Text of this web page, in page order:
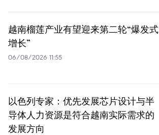
越南榴莲产业有望迎来第二轮“爆发式
增长”
06/08/2026 11:55
以色列专家：优先发展芯片设计与半
导体人力资源是符合越南实际需求的
发展方向